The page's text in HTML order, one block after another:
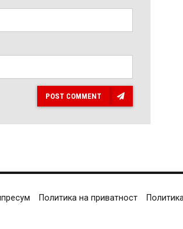
POST COMMENT
Политика на приватност